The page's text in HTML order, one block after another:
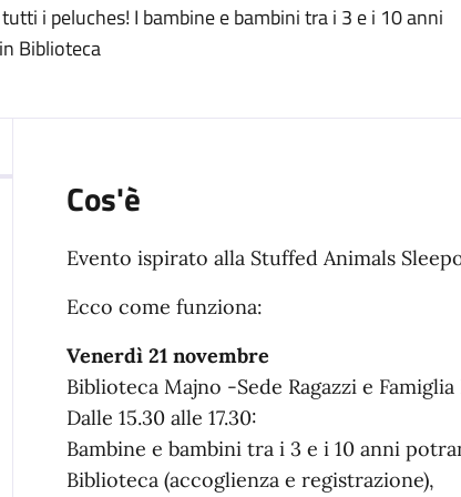
i peluches! I bambine e bambini tra i 3 e i 10 anni
Biblioteca
Cos'è
Evento ispirato alla StuffedAnimals
Ecco come funziona:
Venerdì 21 novembre
Biblioteca Majno -Sede Ragazzi e
Dalle 15.30 alle 17.30:
Bambine e bambini tra i 3 e i 10 anni
Biblioteca (accoglienza e registrazione),